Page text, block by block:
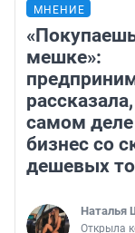
МНЕНИЕ
мешке»:
самом деле
бизнес со
дешевых
Наталья
Открыла